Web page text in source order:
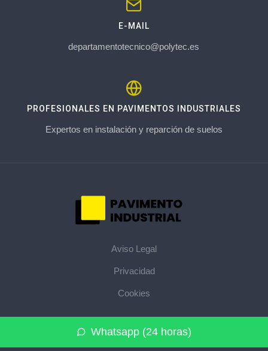
Whatsapp (24 horas)
E-MAIL
departamentotecnico@polytec.es
PROFESIONALES EN PAVIMENTOS INDUSTRIALES
Expertos en instalación y reparción de suelos
Aviso Legal
Privacidad
Cookies
© 2026 pavimentoindustrial.pro · La web de pavimentos
industriales de su provincia · Mapa del sitio